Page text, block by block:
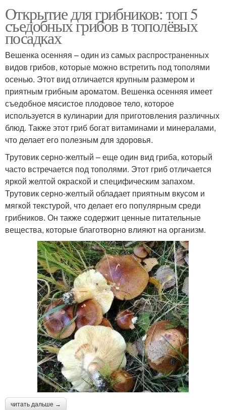
Открытие для грибников: топ 5
съедобных грибов в тополёвых
посадках
Вешенка осенняя – один из самых распространенных
видов грибов, которые можно встретить под тополями
осенью. Этот вид отличается крупным размером и
приятным грибным ароматом. Вешенка осенняя имеет
съедобное мясистое плодовое тело, которое
используется в кулинарии для приготовления различных
блюд. Также этот гриб богат витаминами и минералами,
что делает его полезным для здоровья.
Трутовик серно-желтый – еще один вид гриба, который
часто встречается под тополями. Этот гриб отличается
яркой желтой окраской и специфическим запахом.
Трутовик серно-желтый обладает приятным вкусом и
мягкой текстурой, что делает его популярным среди
грибников. Он также содержит ценные питательные
вещества, которые благотворно влияют на организм.
читать дальше →